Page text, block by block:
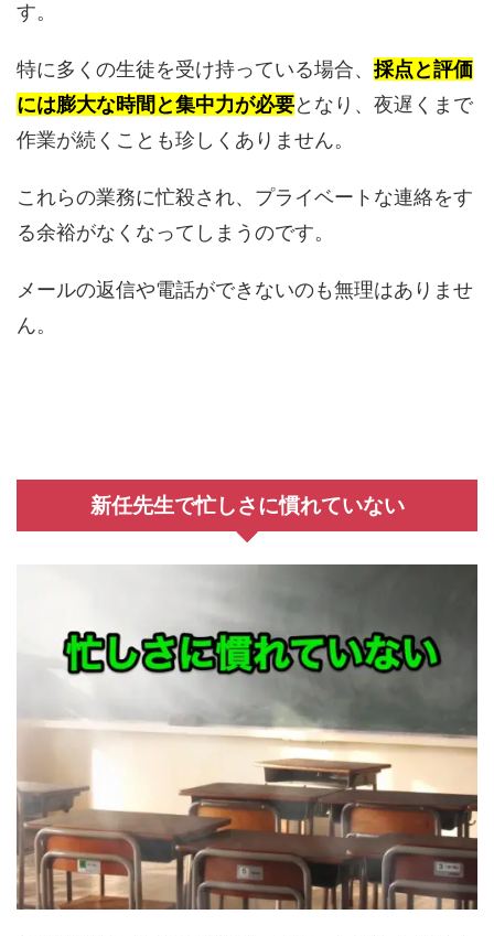
す。
特に多くの生徒を受け持っている場合、 採点と評価
には膨大な時間と集中力が必要となり、夜遅くまで
作業が続くことも珍しくありません。
これらの業務に忙殺され、プライベートな連絡をす
る余裕がなくなってしまうのです。
メールの返信や電話ができないのも無理はありませ
ん。
新任先生で忙しさに慣れていない